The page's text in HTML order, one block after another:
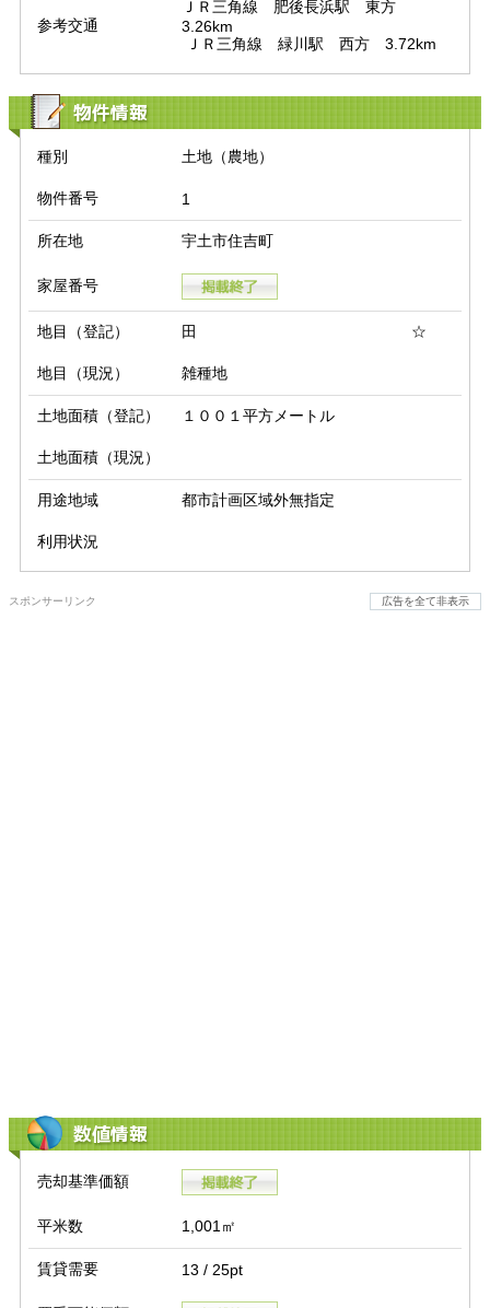
参考交通
ＪＲ三角線　肥後長浜駅　東方
3.26km
ＪＲ三角線　緑川駅　西方　3.72km
物件情報
種別 土地（農地）
物件番号 1
所在地 宇土市住吉町
家屋番号
地目（登記） 田 ☆
地目（現況） 雑種地
土地面積（登記） １００１平方メートル
土地面積（現況）
用途地域 都市計画区域外無指定
利用状況
スポンサーリンク 広告を全て非表示
数値情報
売却基準価額
平米数 1,001㎡
賃貸需要 13 / 25pt